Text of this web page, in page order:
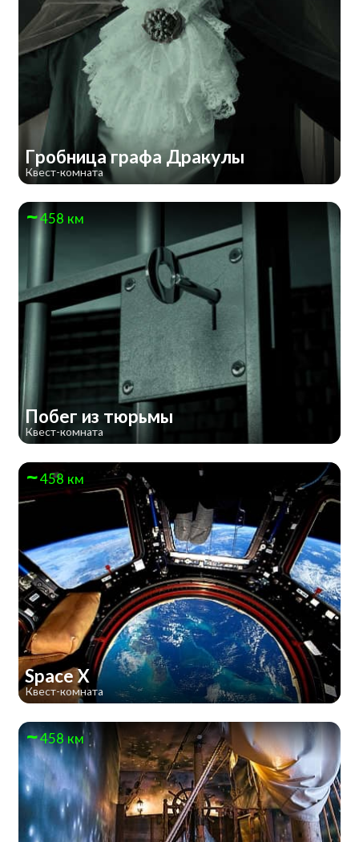
Гробница графа Дракулы
Квест-комната
458 км
Побег из тюрьмы
Квест-комната
458 км
Space X
Квест-комната
458 км